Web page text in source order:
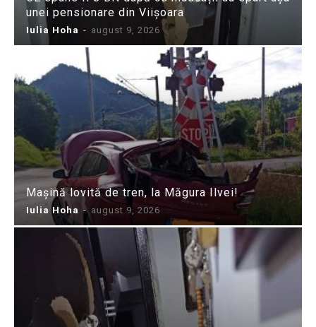
unei pensionare din Viișoara
Iulia Hoha - august 9, 2026
Mașină lovită de tren, la Măgura Ilvei!
Iulia Hoha - august 9, 2026